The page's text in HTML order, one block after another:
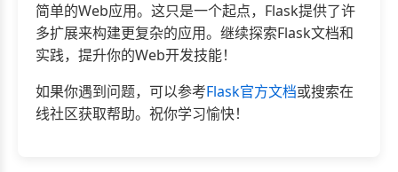
简单的Web应用。这只是一个起点，Flask提供了许
多扩展来构建更复杂的应用。继续探索Flask文档和
实践，提升你的Web开发技能！
如果你遇到问题，可以参考Flask官方文档或搜索在
线社区获取帮助。祝你学习愉快！